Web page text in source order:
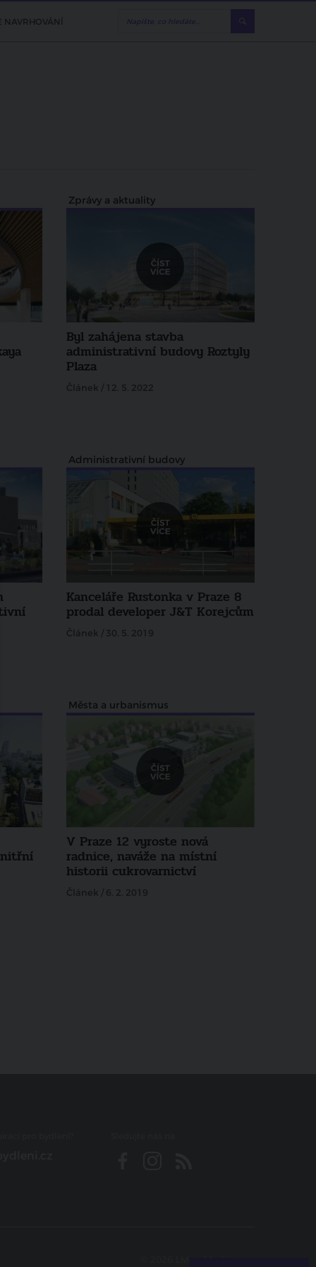
Zprávy a aktuality
Byl zahájena stavba
administrativní budovy Roztyly
Plaza
Článek / 12. 5. 2022
Administrativní budovy
Kanceláře Rustonka v Praze 8
prodal developer J&T Korejcům
Článek / 30. 5. 2019
Města a urbanismus
V Praze 12 vyroste nová
radnice, naváže na místní
historii cukrovarnictví
Článek / 6. 2. 2019